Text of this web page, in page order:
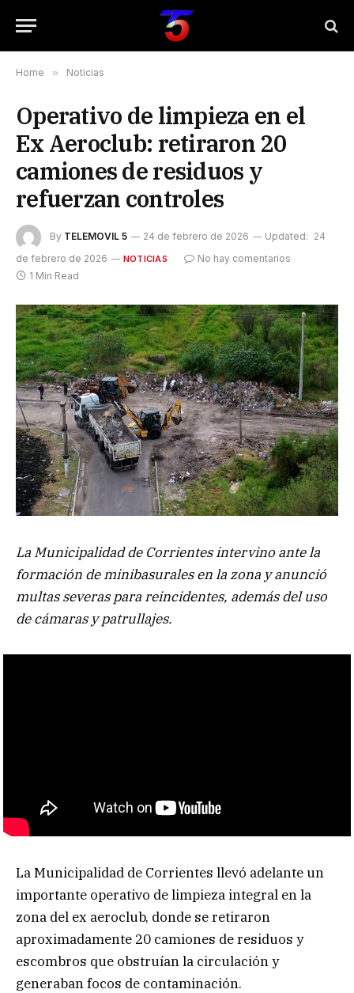
Home » Noticias
Operativo de limpieza en el
Ex Aeroclub: retiraron 20
camiones de residuos y
refuerzan controles
By TELEMOVIL 5 24 de febrero de 2026 Updated: 24
de febrero de 2026
NOTICIAS
No hay comentarios
1 Min Read
La Municipalidad de Corrientes intervino ante la
formación de minibasurales en la zona y anunció
multas severas para reincidentes, además del uso
de cámaras y patrullajes.
La Municipalidad de Corrientes llevó adelante un
importante operativo de limpieza integral en la
zona del ex aeroclub, donde se retiraron
aproximadamente 20 camiones de residuos y
escombros que obstruían la circulación y
generaban focos de contaminación.